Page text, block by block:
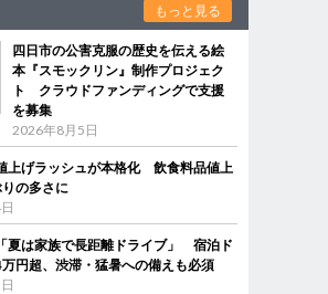
もっと見る
四日市の公害克服の歴史を伝える絵
本『スモックリン』制作プロジェク
ト クラウドファンディングで支援
を募集
2026年8月5日
上げラッシュが本格化 飲食料品値上
の多さに
夏は家族で長距離ドライブ」 宿泊ド
円超、渋滞・猛暑への備えも必須